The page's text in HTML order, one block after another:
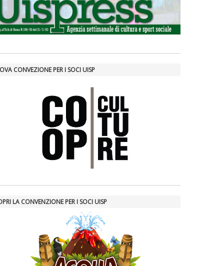
CONVEZIONE PER I SOCI UISP
LA CONVENZIONE PER I SOCI UISP